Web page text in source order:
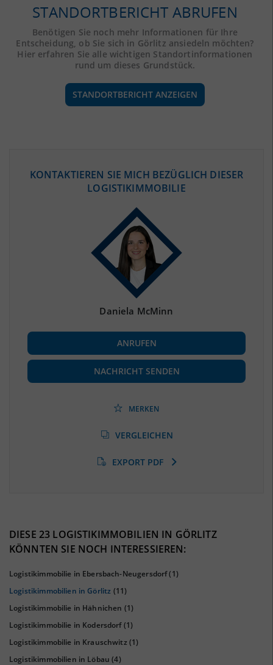
STANDORTBERICHT ABRUFEN
Benötigen Sie noch mehr Informationen für Ihre
Entscheidung, ob Sie sich in Görlitz ansiedeln möchten?
Hier erfahren Sie alle wichtigen Standortinformationen
rund um dieses Grundstück.
STANDORTBERICHT ANZEIGEN
(STAND: 12/2019)
(Landkreis / Kreisfreie Stadt)
BESCHÄFTIGUNG
Beschäftigte
(Landkreis / Kreisfreie Stadt)
92.028
(Landkreis / Kreisfreie Stadt)
(Stand: 01/2020)
KONTAKTIEREN SIE MICH BEZÜGLICH DIESER
LOGISTIKIMMOBILIE
Daniela McMinn
ANRUFEN
NACHRICHT SENDEN
MERKEN
VERGLEICHEN
EXPORT PDF
DIESE 23 LOGISTIKIMMOBILIEN IN GÖRLITZ
KÖNNTEN SIE NOCH INTERESSIEREN:
Logistikimmobilie in Ebersbach-Neugersdorf(1)
Logistikimmobilien in Görlitz (11)
Logistikimmobilie in Hähnichen (1)
Logistikimmobilie in Kodersdorf(1)
Logistikimmobilie in Krauschwitz(1)
Logistikimmobilien in Löbau (4)